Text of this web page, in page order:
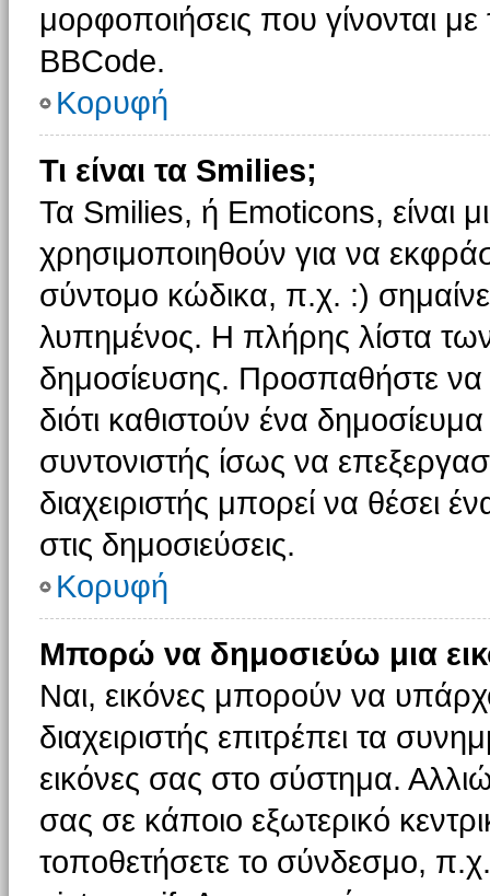
μορφοποιήσεις που γίνονται
BBCode.
Κορυφή
Τι είναι τα Smilies;
Τα Smilies, ή Emoticons, είναι
χρησιμοποιηθούν για να
σύντομο κώδικα, π.χ. :)
λυπημένος. Η πλήρης λίστα των
δημοσίευσης. Προσπαθήστε να
διότι καθιστούν ένα
συντονιστής ίσως να
διαχειριστής μπορεί να θέσει
στις δημοσιεύσεις.
Κορυφή
Μπορώ να δημοσιεύω μια
Ναι, εικόνες μπορούν να
διαχειριστής επιτρέπει τα
εικόνες σας στο σύστημα.
σας σε κάποιο εξωτερικό
τοποθετήσετε το σύνδεσμο,